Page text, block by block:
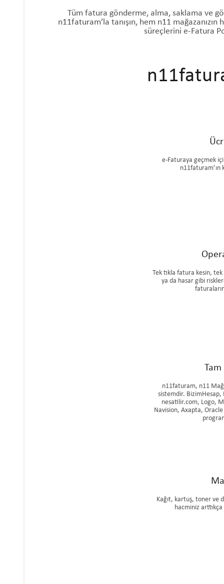
Tüm fatura gönderme, alma, saklama ve
n11faturam’la tanışın, hem n11
süreçlerini e-Fatura
e-Faturaya geçmek
Tek tıkla fatura kesin,
ya da hasar gibi
n11faturam, n11
sistemdir. BizimHesap,
nesatilir.com, Logo,
Navision, Axapta, Oracle
Kağıt, kartuş, toner ve
hacminiz